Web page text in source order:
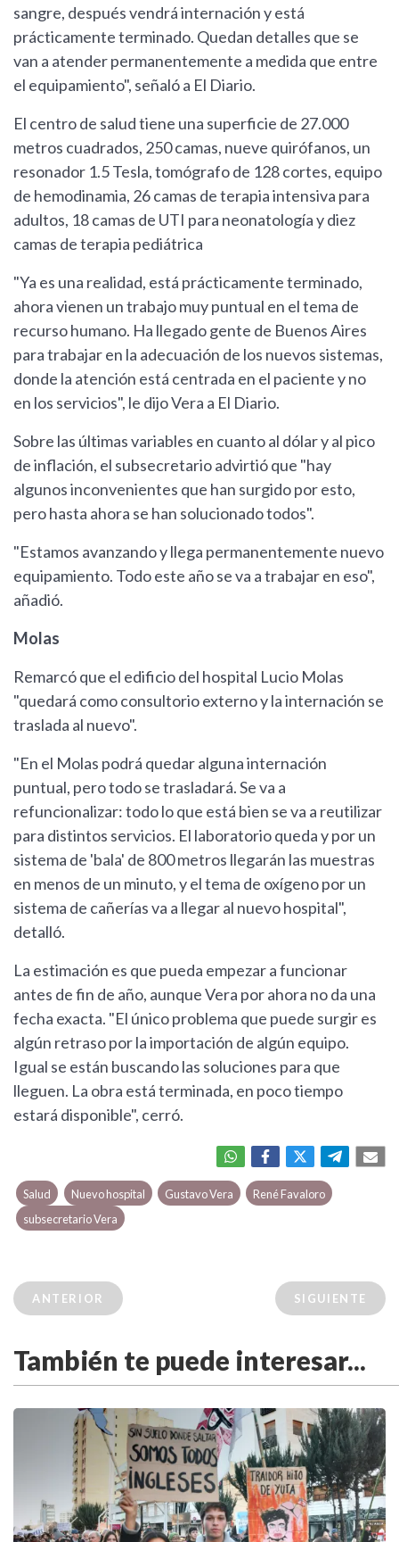
sangre, después vendrá internación y está
prácticamente terminado. Quedan detalles que se
van a atender permanentemente a medida que entre
el equipamiento", señaló a El Diario.
El centro de salud tiene una superficie de 27.000
metros cuadrados, 250 camas, nueve quirófanos, un
resonador 1.5 Tesla, tomógrafo de 128 cortes, equipo
de hemodinamia, 26 camas de terapia intensiva para
adultos, 18 camas de UTI para neonatología y diez
camas de terapia pediátrica
"Ya es una realidad, está prácticamente terminado,
ahora vienen un trabajo muy puntual en el tema de
recurso humano. Ha llegado gente de Buenos Aires
para trabajar en la adecuación de los nuevos sistemas,
donde la atención está centrada en el paciente y no
en los servicios", le dijo Vera a El Diario.
Sobre las últimas variables en cuanto al dólar y al pico
de inflación, el subsecretario advirtió que "hay
algunos inconvenientes que han surgido por esto,
pero hasta ahora se han solucionado todos".
"Estamos avanzando y llega permanentemente nuevo
equipamiento. Todo este año se va a trabajar en eso",
añadió.
Molas
Remarcó que el edificio del hospital Lucio Molas
"quedará como consultorio externo y la internación se
traslada al nuevo".
"En el Molas podrá quedar alguna internación
puntual, pero todo se trasladará. Se va a
refuncionalizar: todo lo que está bien se va a reutilizar
para distintos servicios. El laboratorio queda y por un
sistema de 'bala' de 800 metros llegarán las muestras
en menos de un minuto, y el tema de oxígeno por un
sistema de cañerías va a llegar al nuevo hospital",
detalló.
La estimación es que pueda empezar a funcionar
antes de fin de año, aunque Vera por ahora no da una
fecha exacta. "El único problema que puede surgir es
algún retraso por la importación de algún equipo.
Igual se están buscando las soluciones para que
lleguen. La obra está terminada, en poco tiempo
estará disponible", cerró.
Salud Nuevo hospital Gustavo Vera
René Favaloro
subsecretario Vera
ANTERIOR SIGUIENTE
También te puede interesar...